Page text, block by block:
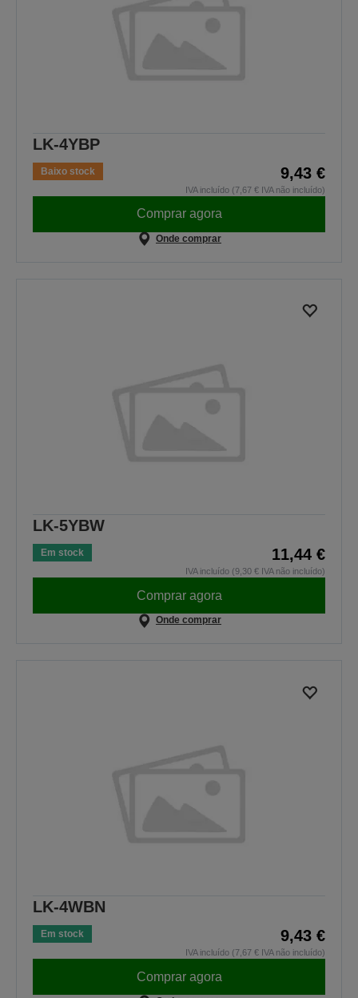
LK-4YBP
Baixo stock 9,43 €
IVA incluído (7,67 € IVA não incluído)
Comprar agora
Onde comprar
LK-5YBW
Em stock 11,44 €
IVA incluído (9,30 € IVA não incluído)
Comprar agora
Onde comprar
LK-4WBN
Em stock 9,43 €
IVA incluído (7,67 € IVA não incluído)
Comprar agora